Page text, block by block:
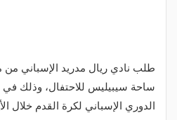
طلب نادي ريال مدريد الإسباني
ساحة سيبيليس للاحتفال، وذلك في
الدوري الإسباني لكرة القدم خلال